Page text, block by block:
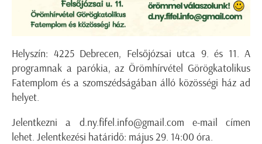
Helyszín: 4225 Debrecen, Felsőjózsai utca 9. és 11. A
programnak a parókia, az Örömhírvétel Görögkatolikus
Fatemplom és a szomszédságában álló közösségi ház ad
helyet.
Jelentkezni a d.ny.fifel.info@gmail.com e-mail címen
lehet. Jelentkezési határidő: május 29. 14:00 óra.